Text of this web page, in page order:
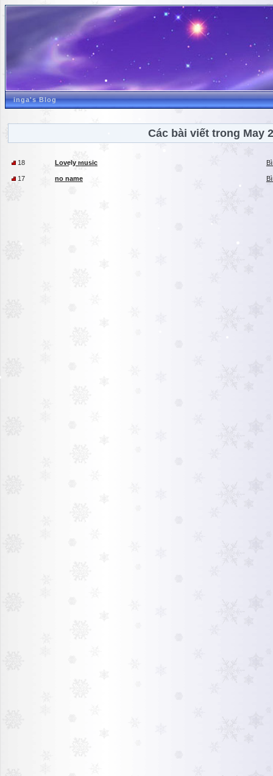
inga's Blog
Các bài viết trong May
18 Lovely music
17 no name